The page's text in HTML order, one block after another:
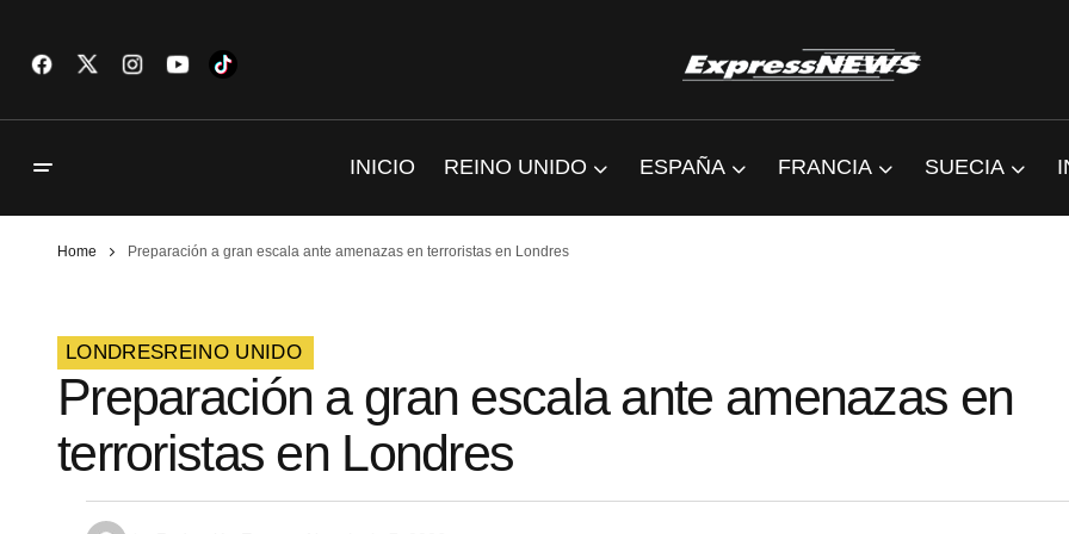
INICIO REINO UNIDO ESPAÑA FRANCIA SUECIA
Home Preparación a gran escala ante amenazas en terroristas en Londres
LONDRESREINO UNIDO
Preparación a gran escala ante amenazas en
terroristas en Londres